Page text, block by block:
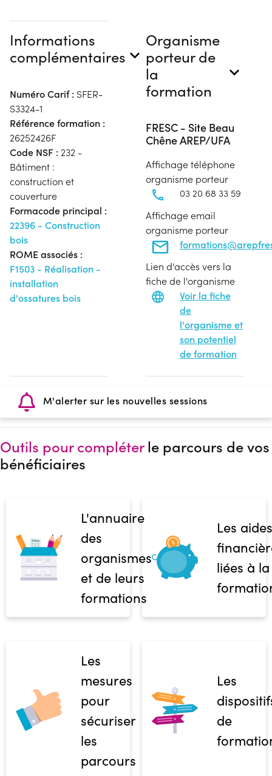
Informations
complémentaires
Numéro Carif : SFER-
S3324-1
Référence formation :
26252426F
Code NSF : 232 -
Bâtiment :
construction et
couverture
Formacode principal :
22396 - Construction
bois
ROME associés :
F1503 - Réalisation -
installation
d'ossatures bois
Organisme
porteur de
la
formation
FRESC - Site Beau
Chêne AREP/UFA
Affichage téléphone
organisme porteur
03 20 68 33 59
Affichage email
organisme porteur
Lien d'accès vers la
fiche de l'organisme
Voir la fiche
de
l'organisme et
son potentiel
de formation
M'alerter sur les nouvelles sessions
Outils pour compléterle parcours de vos
bénéficiaires
L'annuaire
des
organismes
et de leurs
formations
Les aides
liées à la
Les
mesures
pour
sécuriser
les
parcours
Les
de